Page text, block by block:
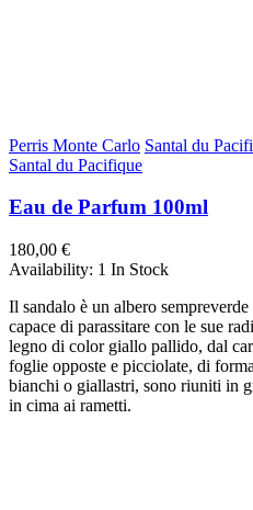
Perris Monte Carlo Santal du
Santal du Pacifique
Eau de Parfum 100ml
180,00 €
Availability: 1 In Stock
Il sandalo è un albero
capace di parassitare con le sue
legno di color giallo pallido, dal
foglie opposte e picciolate, di
bianchi o giallastri, sono riuniti in
in cima ai rametti.